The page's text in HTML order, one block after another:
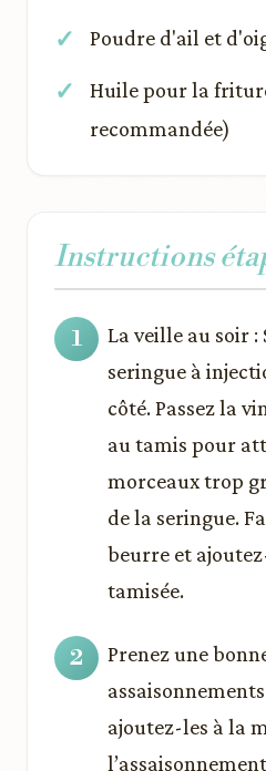
Poudre d'ail et
Huile pour la
recommandée)
Instructions
La veille au soir :
seringue à
côté. Passez la
au tamis pour
morceaux trop
de la seringue.
beurre et
tamisée.
Prenez une
ajoutez-les à la